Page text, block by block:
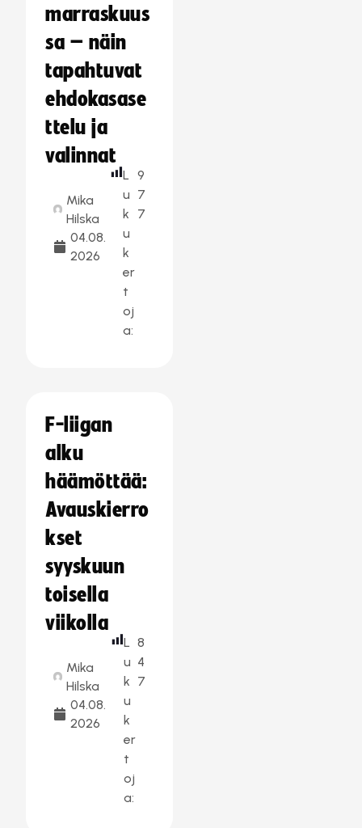
marraskuus
sa – näin
tapahtuvat
ehdokasase
ttelu ja
valinnat
Mika
Hilska
04.08.
2026
L
u
k
u
k
er
t
oj
a:
9
7
7
F-liigan
alku
häämöttää:
Avauskierro
kset
syyskuun
toisella
viikolla
Mika
Hilska
04.08.
2026
L
u
k
u
k
er
t
oj
a:
8
4
7